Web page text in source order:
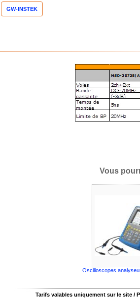
GW-INSTEK
Vous
Oscilloscopes
Tarifs valables uniquement sur le site /